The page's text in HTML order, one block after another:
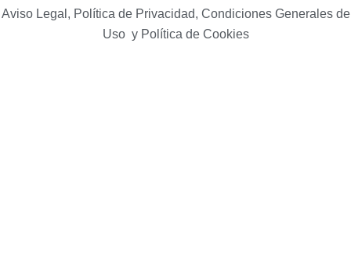
Aviso Legal, Política de Privacidad, Condiciones Generales de
Uso y Política de Cookies